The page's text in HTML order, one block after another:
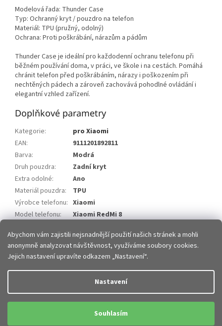
Abychom vám zajistili nejsnadnější použití našich stránek a mohli
anonymně analyzovat návštěvnost, využíváme soubory cookies.
Jejich nastavení upravíte odkazem „Nastavení“.
Nastavení
Souhlasím
Modelová řada: Thunder Case
Typ: Ochranný kryt / pouzdro na telefon
Materiál: TPU (pružný, odolný)
Ochrana: Proti poškrábání, nárazům a pádům
Thunder Case je ideální pro každodenní ochranu telefonu při
běžném používání doma, v práci, ve škole i na cestách. Pomáhá
chránit telefon před poškrábáním, nárazy i poškozením při
nechtěných pádech a zároveň zachovává pohodlné ovládání i
elegantní vzhled zařízení.
Doplňkové parametry
Kategorie:
pro Xiaomi
EAN:
9111201892811
Barva:
Modrá
Druh pouzdra:
Zadní kryt
Extra odolné:
Ano
Materiál pouzdra:
TPU
Výrobce telefonu: Xiaomi
Model telefonu:
Xiaomi RedMi 8
Copyright 2026JHMobil.cz. Všechna práva vyhrazena.Upravit
nastavení cookies